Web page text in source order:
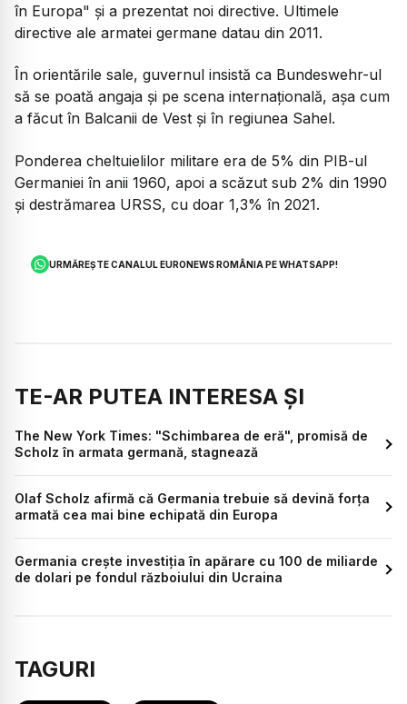
în Europa" şi a prezentat noi directive. Ultimele
directive ale armatei germane datau din 2011.
În orientările sale, guvernul insistă ca Bundeswehr-ul
să se poată angaja şi pe scena internaţională, aşa cum
a făcut în Balcanii de Vest şi în regiunea Sahel.
Ponderea cheltuielilor militare era de 5% din PIB-ul
Germaniei în anii 1960, apoi a scăzut sub 2% din 1990
şi destrămarea URSS, cu doar 1,3% în 2021.
URMĂREȘTE CANALUL EURONEWS ROMÂNIA PE WHATSAPP!
TE-AR PUTEA INTERESA ȘI
The New York Times: "Schimbarea de eră", promisă de
Scholz în armata germană, stagnează
Olaf Scholz afirmă că Germania trebuie să devină forţa
armată cea mai bine echipată din Europa
Germania crește investiția în apărare cu 100 de miliarde
de dolari pe fondul războiului din Ucraina
TAGURI